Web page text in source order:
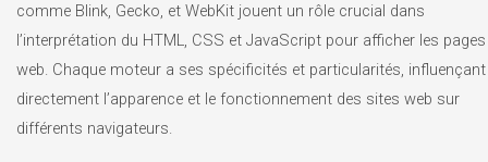
comme Blink, Gecko, et WebKit jouent un rôle crucial dans
l’interprétation du HTML, CSS et JavaScript pour afficher les pages
web. Chaque moteur a ses spécificités et particularités, influençant
directement l’apparence et le fonctionnement des sites web sur
différents navigateurs.